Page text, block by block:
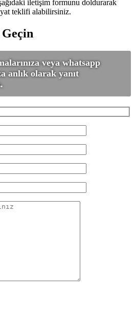
iletişim formunu doldurarak
teklifi alabilirsiniz.
veya whatsapp
anlık olarak yanıt